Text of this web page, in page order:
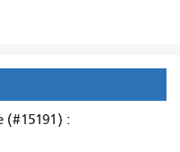
(#15191) :